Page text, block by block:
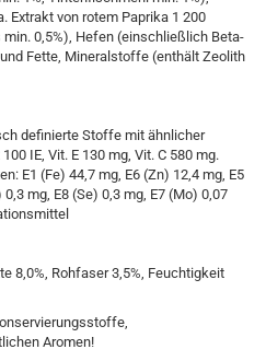
Extrakt von rotem Paprika 1 200
0,5%), Hefen (einschließlich Beta-
Fette, Mineralstoffe (enthält Zeolith
definierte Stoffe mit ähnlicher
IE, Vit. E 130 mg, Vit. C 580 mg.
E1 (Fe) 44,7 mg, E6 (Zn) 12,4 mg, E5
mg, E8 (Se) 0,3 mg, E7 (Mo) 0,07
8,0%, Rohfaser 3,5%, Feuchtigkeit
Aromen!